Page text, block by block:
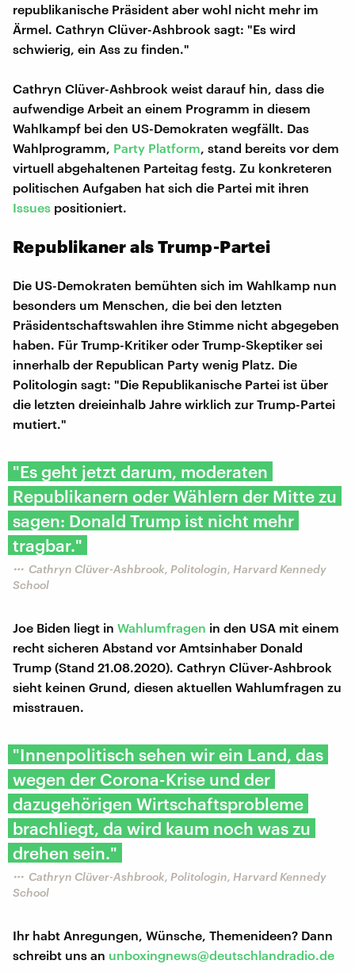
republikanische Präsident aber wohl nicht mehr im
Ärmel. Cathryn Clüver-Ashbrook sagt: "Es wird
schwierig, ein Ass zu finden."
Cathryn Clüver-Ashbrook weist darauf hin, dass die
aufwendige Arbeit an einem Programm in diesem
Wahlkampf bei den US-Demokraten wegfällt. Das
Wahlprogramm, Party Platform , stand bereits vor dem
virtuell abgehaltenen Parteitag festg. Zu konkreteren
politischen Aufgaben hat sich die Partei mit ihren
Issues positioniert.
Republikaner als Trump-Partei
Die US-Demokraten bemühten sich im Wahlkamp nun
besonders um Menschen, die bei den letzten
Präsidentschaftswahlen ihre Stimme nicht abgegeben
haben. Für Trump-Kritiker oder Trump-Skeptiker sei
innerhalb der Republican Party wenig Platz. Die
Politologin sagt: "Die Republikanische Partei ist über
die letzten dreieinhalb Jahre wirklich zur Trump-Partei
mutiert."
"Es geht jetzt darum, moderaten
Republikanern oder Wählern der Mitte zu
sagen: Donald Trump ist nicht mehr
tragbar."
Cathryn Clüver-Ashbrook, Politologin, Harvard Kennedy
School
Joe Biden liegt in Wahlumfragen in den USA mit einem
recht sicheren Abstand vor Amtsinhaber Donald
Trump (Stand 21.08.2020). Cathryn Clüver-Ashbrook
sieht keinen Grund, diesen aktuellen Wahlumfragen zu
misstrauen.
"Innenpolitisch sehen wir ein Land, das
wegen der Corona-Krise und der
dazugehörigen Wirtschaftsprobleme
brachliegt, da wird kaum noch was zu
drehen sein."
Cathryn Clüver-Ashbrook, Politologin, Harvard Kennedy
School
Ihr habt Anregungen, Wünsche, Themenideen? Dann
schreibt uns an unboxingnews@deutschlandradio.de